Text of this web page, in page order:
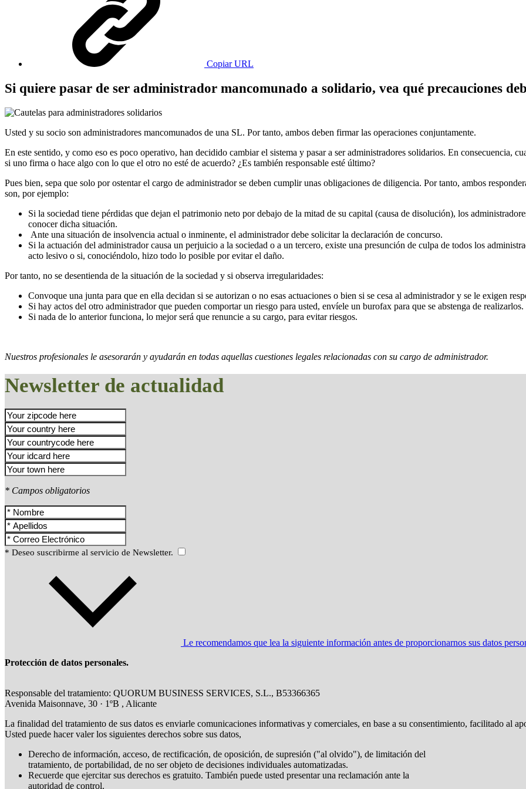
Copiar URL
Si quiere pasar de ser administrador mancomunado a solidario, vea qué precauciones
Usted y su socio son administradores mancomunados de una SL. Por tanto, ambos deben firmar las operaciones conjuntamente.
En este sentido, y como eso es poco operativo, han decidido cambiar el sistema y pasar a ser administradores solidarios. En consecuencia,
si uno firma o hace algo con lo que el otro no esté de acuerdo? ¿Es también responsable esté último?
Pues bien, sepa que solo por ostentar el cargo de administrador se deben cumplir unas obligaciones de diligencia. Por tanto, ambos
son, por ejemplo:
Si la sociedad tiene pérdidas que dejan el patrimonio neto por debajo de la mitad de su capital (causa de disolución), los
conocer dicha situación.
Ante una situación de insolvencia actual o inminente, el administrador debe solicitar la declaración de concurso.
Si la actuación del administrador causa un perjuicio a la sociedad o a un tercero, existe una presunción de culpa de todos los
acto lesivo o si, conociéndolo, hizo todo lo posible por evitar el daño.
Por tanto, no se desentienda de la situación de la sociedad y si observa irregularidades:
Convoque una junta para que en ella decidan si se autorizan o no esas actuaciones o bien si se cesa al administrador y se le exigen
Si hay actos del otro administrador que pueden comportar un riesgo para usted, envíele un burofax para que se abstenga de realizarlos.
Si nada de lo anterior funciona, lo mejor será que renuncie a su cargo, para evitar riesgos.
Nuestros profesionales le asesorarán y ayudarán en todas aquellas cuestiones legales relacionadas con su cargo de administrador.
Newsletter de actualidad
* Campos obligatorios
* Deseo suscribirme al servicio de Newsletter.
Le recomendamos que lea la siguiente información antes de proporcionarnos sus datos
Protección de datos personales.
Responsable del tratamiento: QUORUM BUSINESS SERVICES, S.L., B53366365
Avenida Maisonnave, 30 · 1ºB , Alicante
La finalidad del tratamiento de sus datos es enviarle comunicaciones informativas y comerciales, en base a su consentimiento, facilitado al
Usted puede hacer valer los siguientes derechos sobre sus datos,
Derecho de información, acceso, de rectificación, de oposición, de supresión ("al olvido"), de limitación del
tratamiento, de portabilidad, de no ser objeto de decisiones individuales automatizadas.
Recuerde que ejercitar sus derechos es gratuito. También puede usted presentar una reclamación ante la
autoridad de control.